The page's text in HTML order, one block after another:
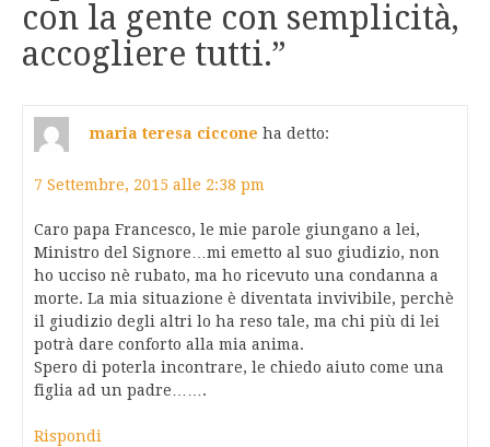
con la gente con semplicità,
accogliere tutti.”
maria teresa ciccone ha detto:
7 Settembre, 2015 alle 2:38 pm
Caro papa Francesco, le mie parole giungano a lei,
Ministro del Signore…mi emetto al suo giudizio, non
ho ucciso nè rubato, ma ho ricevuto una condanna a
morte. La mia situazione è diventata invivibile, perchè
il giudizio degli altri lo ha reso tale, ma chi più di lei
potrà dare conforto alla mia anima.
Spero di poterla incontrare, le chiedo aiuto come una
figlia ad un padre…….
Rispondi